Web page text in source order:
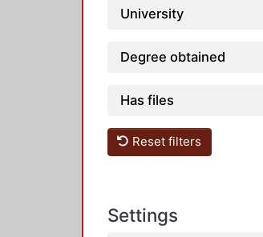
University
Degree obtained
Has files
Reset filters
Settings